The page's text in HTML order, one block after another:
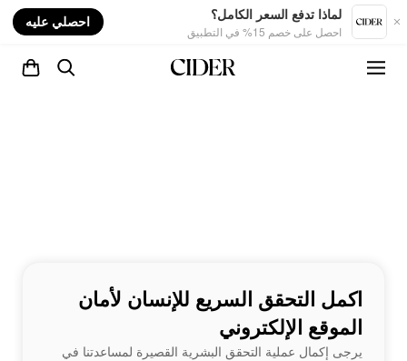
لماذا تدفع السعر الكامل؟
احصل على خصم 15% في التطبيق
احصلي عليه
اكمل التحقق السريع للإنسان لأمان
الموقع الإلكتروني
يرجى إكمال عملية التحقق البشرية القصيرة لمساعدتنا في